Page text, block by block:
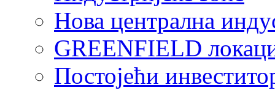
Нова централна
GREENFIELD
Постојећи